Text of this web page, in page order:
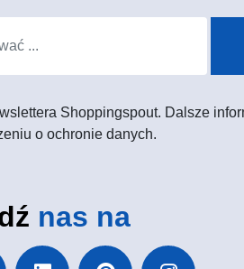
Shoppingspout. Dalsze
o ochronie danych.
nas na